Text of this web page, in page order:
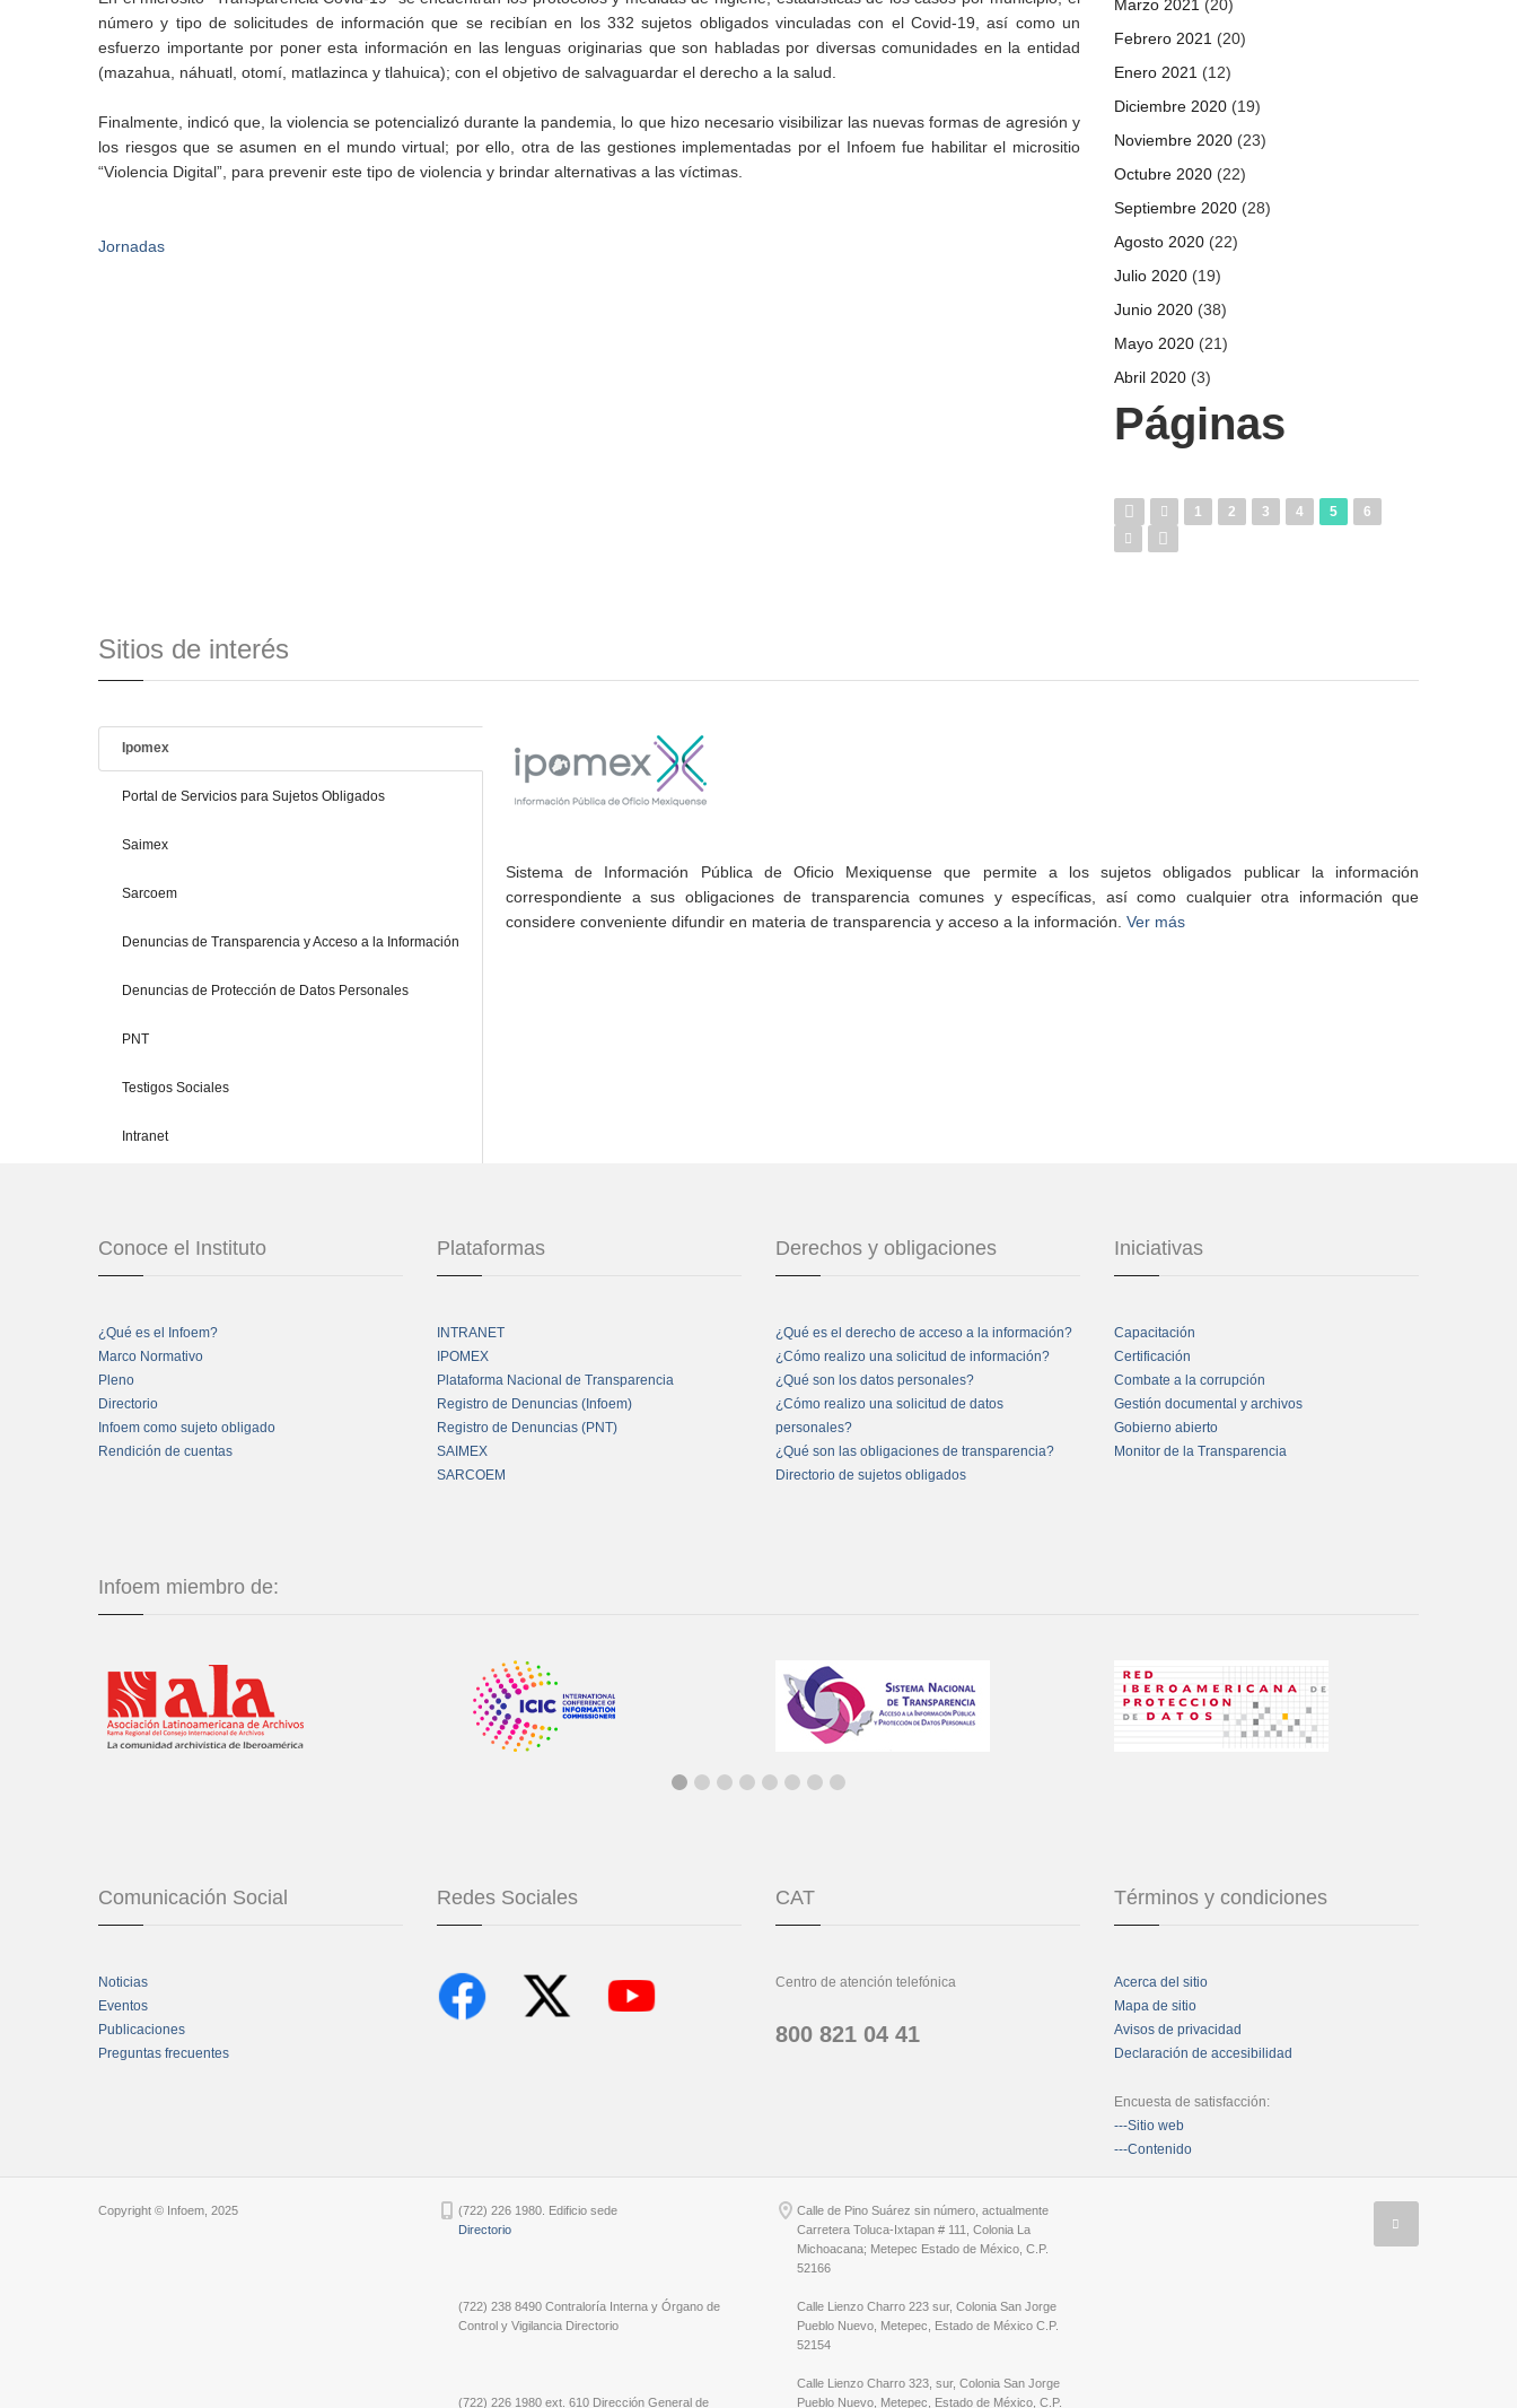
número y tipo de solicitudes de información que se recibían en los 332 sujetos obligados vinculadas con el Covid-19, así como un
esfuerzo importante por poner esta información en las lenguas originarias que son habladas por diversas comunidades en la entidad
(mazahua, náhuatl, otomí, matlazinca y tlahuica); con el objetivo de salvaguardar el derecho a la salud.
Finalmente, indicó que, la violencia se potencializó durante la pandemia, lo que hizo necesario visibilizar las nuevas formas de agresión y
los riesgos que se asumen en el mundo virtual; por ello, otra de las gestiones implementadas por el Infoem fue habilitar el micrositio
“Violencia Digital”, para prevenir este tipo de violencia y brindar alternativas a las víctimas.
Jornadas
Marzo 2021 (20)
Febrero 2021 (20)
Enero 2021 (12)
Diciembre 2020 (19)
Noviembre 2020 (23)
Octubre 2020 (22)
Septiembre 2020 (28)
Agosto 2020 (22)
Julio 2020 (19)
Junio 2020 (38)
Mayo 2020 (21)
Abril 2020 (3)
Páginas
1 2 3 4 5 6
Sitios de interés
Ipomex
Portal de Servicios para Sujetos Obligados
Saimex
Sarcoem
Denuncias de Transparencia y Acceso a la Información
Denuncias de Protección de Datos Personales
PNT
Testigos Sociales
Intranet
Sistema de Información Pública de Oficio Mexiquense que permite a los sujetos obligados publicar la información
correspondiente a sus obligaciones de transparencia comunes y específicas, así como cualquier otra información que
considere conveniente difundir en materia de transparencia y acceso a la información. Ver más
Conoce el Instituto
¿Qué es el Infoem?
Marco Normativo
Pleno
Directorio
Infoem como sujeto obligado
Rendición de cuentas
Plataformas
INTRANET
IPOMEX
Plataforma Nacional de Transparencia
Registro de Denuncias (Infoem)
Registro de Denuncias (PNT)
SAIMEX
SARCOEM
Derechos y obligaciones
¿Qué es el derecho de acceso a la información?
¿Cómo realizo una solicitud de información?
¿Qué son los datos personales?
¿Cómo realizo una solicitud de datos
personales?
¿Qué son las obligaciones de transparencia?
Directorio de sujetos obligados
Iniciativas
Capacitación
Certificación
Combate a la corrupción
Gestión documental y archivos
Gobierno abierto
Monitor de la Transparencia
Infoem miembro de:
Comunicación Social
Noticias
Eventos
Publicaciones
Preguntas frecuentes
Redes Sociales CAT
Centro de atención telefónica
800 821 04 41
Términos y condiciones
Acerca del sitio
Mapa de sitio
Avisos de privacidad
Declaración de accesibilidad
Encuesta de satisfacción:
---Sitio web
---Contenido
Copyright © Infoem, 2025
(722) 226 1980. Edificio sede
Directorio
(722) 238 8490 Contraloría Interna y Órgano de
Control y Vigilancia Directorio
(722) 226 1980 ext. 610 Dirección General de
Calle de Pino Suárez sin número, actualmente
Carretera Toluca-Ixtapan # 111, Colonia La
Michoacana; Metepec Estado de México, C.P.
52166
Calle Lienzo Charro 223 sur, Colonia San Jorge
Pueblo Nuevo, Metepec, Estado de México C.P.
52154
Calle Lienzo Charro 323, sur, Colonia San Jorge
Pueblo Nuevo, Metepec, Estado de México, C.P.